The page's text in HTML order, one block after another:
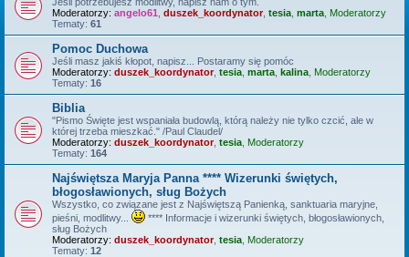
Moderatorzy: angelo61 duszek_koordynator, tesia marta Moderatorzy
Tematy: 61
Pomoc Duchowa
Jeśli masz jakiś kłopot, napisz... Postaramy się pomóc
Moderatorzy: duszek_koordynator, tesia marta kalina Moderatorzy
Tematy: 16
Biblia
"Pismo Święte jest wspaniała budowlą, którą należy nie tylko czcić, ale w
której trzeba mieszkać." /Paul Claudel/
Moderatorzy: duszek_koordynator, tesia Moderatorzy
Tematy: 164
Najświętsza Maryja Panna **** Wizerunki świętych,
błogosławionych, sług Bożych
Wszystko, co związane jest z Najświętszą Panienką, sanktuaria maryjne,
pieśni, modlitwy...
**** Informacje i wizerunki świętych, błogosławionych,
sług Bożych
Moderatorzy: duszek_koordynator, tesia Moderatorzy
Tematy: 12